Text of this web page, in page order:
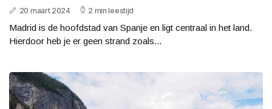
20 maart 2024 2 min leestijd
Madrid is de hoofdstad van Spanje en ligt centraal in het land.
Hierdoor heb je er geen strand zoals...